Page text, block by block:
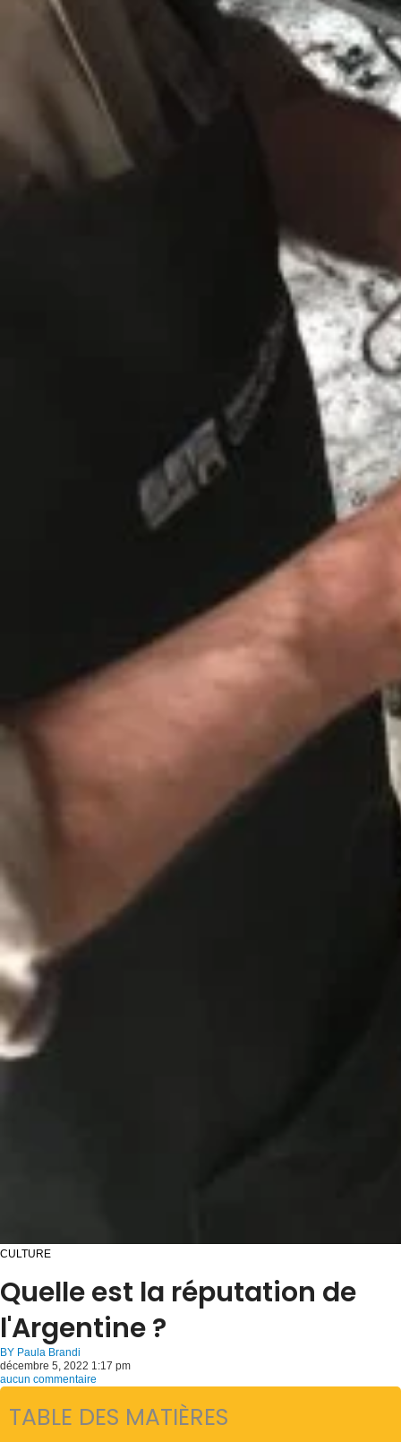
CULTURE
Quelle est la réputation de
l'Argentine ?
BY Paula Brandi
décembre 5, 2022 1:17 pm
aucun commentaire
TABLE DES MATIÈRES